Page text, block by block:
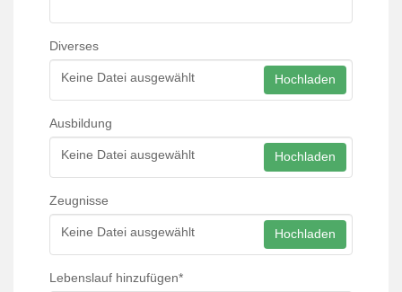
Diverses
Keine Datei ausgewählt Hochladen
Ausbildung
Keine Datei ausgewählt Hochladen
Zeugnisse
Keine Datei ausgewählt Hochladen
Lebenslauf hinzufügen*